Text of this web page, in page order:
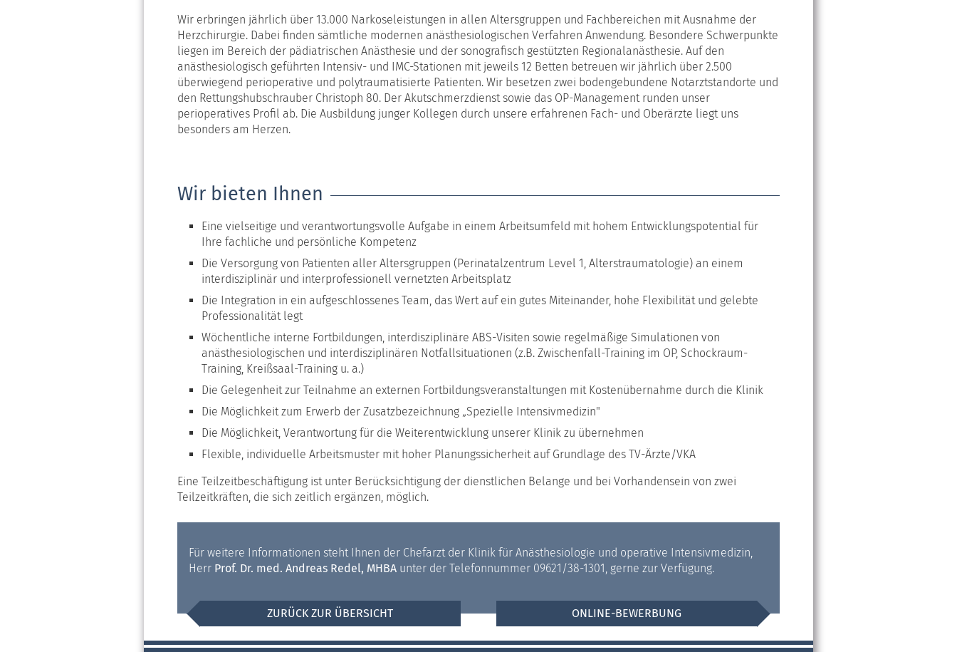
Wir erbringen jährlich über 13.000 Narkoseleistungen in allen Altersgruppen und Fachbereichen mit Ausnahme der
Herzchirurgie. Dabei finden sämtliche modernen anästhesiologischen Verfahren Anwendung. Besondere Schwerpunkte
liegen im Bereich der pädiatrischen Anästhesie und der sonografisch gestützten Regionalanästhesie. Auf den
anästhesiologisch geführten Intensiv- und IMC-Stationen mit jeweils 12 Betten betreuen wir jährlich über 2.500
überwiegend perioperative und polytraumatisierte Patienten. Wir besetzen zwei bodengebundene Notarztstandorte und
den Rettungshubschrauber Christoph 80. Der Akutschmerzdienst sowie das OP-Management runden unser
perioperatives Profil ab. Die Ausbildung junger Kollegen durch unsere erfahrenen Fach- und Oberärzte liegt uns
besonders am Herzen.
Wir bieten Ihnen
Eine vielseitige und verantwortungsvolle Aufgabe in einem Arbeitsumfeld mit hohem Entwicklungspotential für
Ihre fachliche und persönliche Kompetenz
Die Versorgung von Patienten aller Altersgruppen (Perinatalzentrum Level 1, Alterstraumatologie) an einem
interdisziplinär und interprofessionell vernetzten Arbeitsplatz
Die Integration in ein aufgeschlossenes Team, das Wert auf ein gutes Miteinander, hohe Flexibilität und gelebte
Professionalität legt
Wöchentliche interne Fortbildungen, interdisziplinäre ABS-Visiten sowie regelmäßige Simulationen von
anästhesiologischen und interdisziplinären Notfallsituationen (z.B. Zwischenfall-Training im OP, Schockraum-
Training, Kreißsaal-Training u. a.)
Die Gelegenheit zur Teilnahme an externen Fortbildungsveranstaltungen mit Kostenübernahme durch die Klinik
Die Möglichkeit zum Erwerb der Zusatzbezeichnung „Spezielle Intensivmedizin"
Die Möglichkeit, Verantwortung für die Weiterentwicklung unserer Klinik zu übernehmen
Flexible, individuelle Arbeitsmuster mit hoher Planungssicherheit auf Grundlage des TV-Ärzte/VKA
Eine Teilzeitbeschäftigung ist unter Berücksichtigung der dienstlichen Belange und bei Vorhandensein von zwei
Teilzeitkräften, die sich zeitlich ergänzen, möglich.
Für weitere Informationen steht Ihnen der Chefarzt der Klinik für Anästhesiologie und operative Intensivmedizin,
Herr Prof. Dr. med. Andreas Redel, MHBA unter der Telefonnummer 09621/38-1301, gerne zur Verfügung.
ZURÜCK ZUR ÜBERSICHT ONLINE-BEWERBUNG